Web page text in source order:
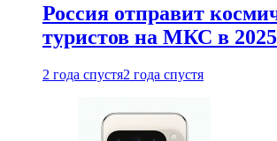
Россия отправит
туристов на МКС в 2025
2 года спустя2 года спустя